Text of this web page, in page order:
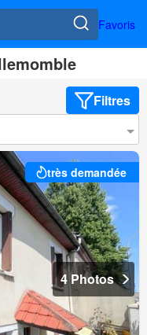
Favoris
Filtres
très demandée
4 Photos